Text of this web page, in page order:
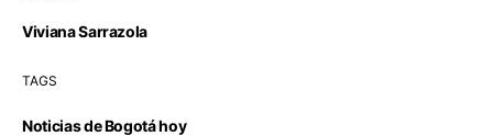
Viviana Sarrazola
TAGS
Noticias de Bogotá hoy